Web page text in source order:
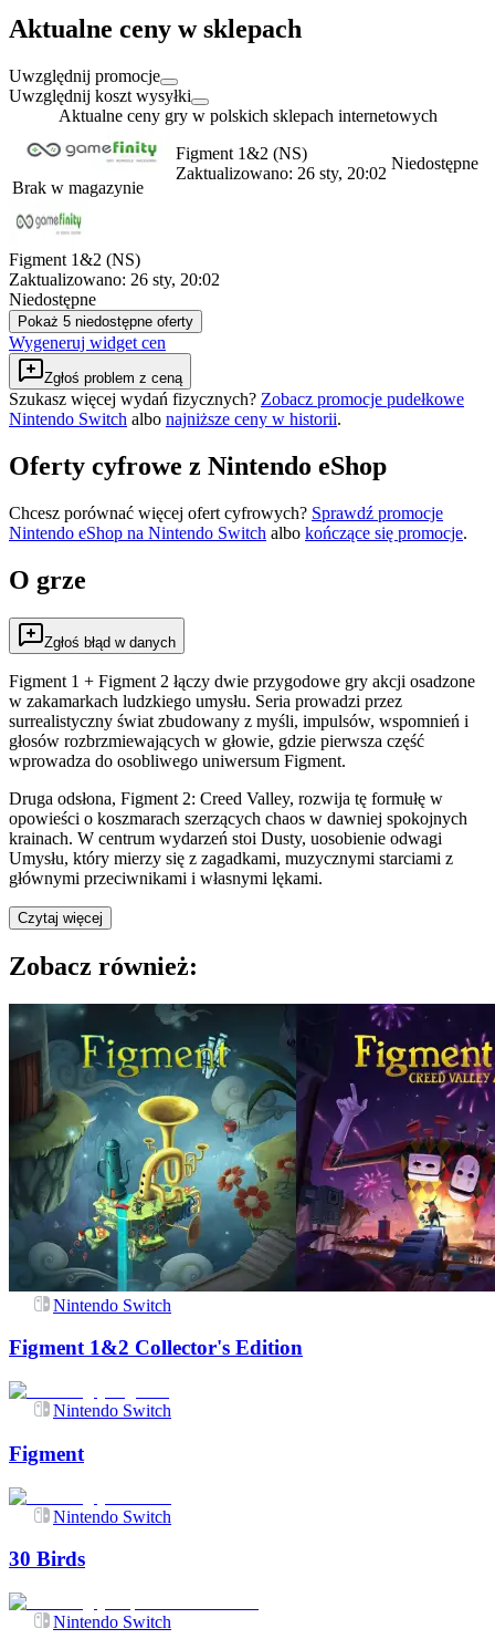
Aktualne ceny w sklepach
Uwzględnij promocje
Uwzględnij koszt wysyłki
Aktualne ceny gry w polskich sklepach internetowych
Brak w magazynie
Figment 1&2 (NS)
Zaktualizowano: 26 sty, 20:02
Niedostępne
Figment 1&2 (NS)
Zaktualizowano: 26 sty, 20:02
Niedostępne
Pokaż 5 niedostępne oferty
Wygeneruj widget cen
Zgłoś problem z ceną
Szukasz więcej wydań fizycznych? Zobacz promocje pudełkowe
Nintendo Switch albo najniższe ceny w historii.
Oferty cyfrowe z Nintendo eShop
Chcesz porównać więcej ofert cyfrowych? Sprawdź promocje
Nintendo eShop na Nintendo Switch albo kończące się promocje.
O grze
Zgłoś błąd w danych
Figment 1 + Figment 2 łączy dwie przygodowe gry akcji osadzone
w zakamarkach ludzkiego umysłu. Seria prowadzi przez
surrealistyczny świat zbudowany z myśli, impulsów, wspomnień i
głosów rozbrzmiewających w głowie, gdzie pierwsza część
wprowadza do osobliwego uniwersum Figment.
Druga odsłona, Figment 2: Creed Valley, rozwija tę formułę w
opowieści o koszmarach szerzących chaos w dawniej spokojnych
krainach. W centrum wydarzeń stoi Dusty, uosobienie odwagi
Umysłu, który mierzy się z zagadkami, muzycznymi starciami z
głównymi przeciwnikami i własnymi lękami.
Czytaj więcej
Zobacz również:
Nintendo Switch
Figment 1&2 Collector's Edition
Nintendo Switch
Figment
Nintendo Switch
30 Birds
Nintendo Switch